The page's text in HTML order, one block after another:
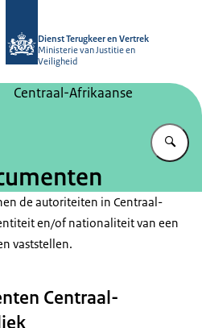
Dienst Terugkeer en Vertrek
Ministerie van Justitie en
Veiligheid
Centraal-Afrikaanse
de autoriteiten in Centraal-
en/of nationaliteit van een
vaststellen.
Centraal-